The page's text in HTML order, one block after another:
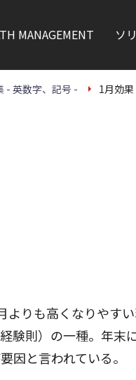
MANAGEMENT ソ
- 英数字、記号 - 1月効果
よりも高くなりやす
験則）の一種。年
因と言われている。